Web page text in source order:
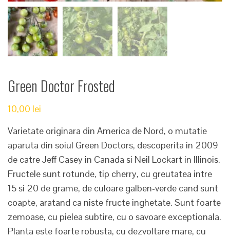
Green Doctor Frosted
10,00 lei
Varietate originara din America de Nord, o mutatie
aparuta din soiul Green Doctors, descoperita in 2009
de catre Jeff Casey in Canada si Neil Lockart in Illinois.
Fructele sunt rotunde, tip cherry, cu greutatea intre
15 si 20 de grame, de culoare galben-verde cand sunt
coapte, aratand ca niste fructe inghetate. Sunt foarte
zemoase, cu pielea subtire, cu o savoare exceptionala.
Planta este foarte robusta, cu dezvoltare mare, cu